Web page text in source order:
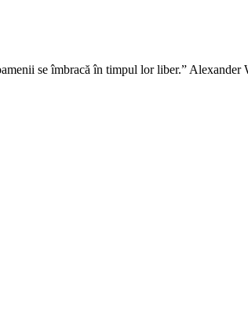
se îmbracă în timpul lor liber.” Alexander